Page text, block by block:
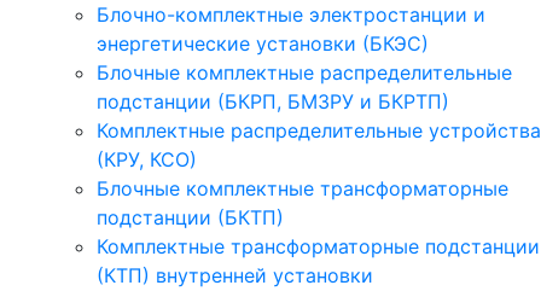
Блочно-комплектные электростанции и
энергетические установки (БКЭС)
Блочные комплектные распределительные
подстанции (БКРП, БМЗРУ и БКРТП)
Комплектные распределительные устройства
(КРУ, КСО)
Блочные комплектные трансформаторные
подстанции (БКТП)
Комплектные трансформаторные подстанции
(КТП) внутренней установки